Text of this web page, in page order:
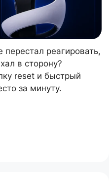
перестал реагировать,
в сторону?
reset и быстрый
за минуту.